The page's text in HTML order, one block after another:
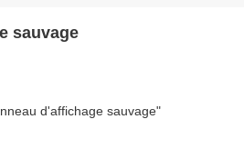
sauvage